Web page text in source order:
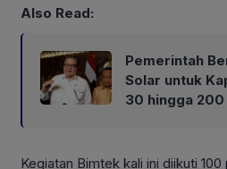
Also Read:
Pemerintah
Solar untuk
30 hingga 200
Kegiatan Bimtek kali ini diikuti